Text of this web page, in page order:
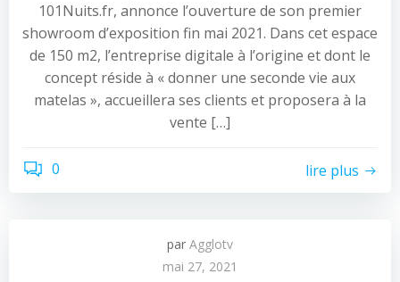
101Nuits.fr, annonce l’ouverture de son premier
showroom d’exposition fin mai 2021. Dans cet espace
de 150 m2, l’entreprise digitale à l’origine et dont le
concept réside à « donner une seconde vie aux
matelas », accueillera ses clients et proposera à la
vente […]
0 lire plus
par Agglotv
mai 27, 2021